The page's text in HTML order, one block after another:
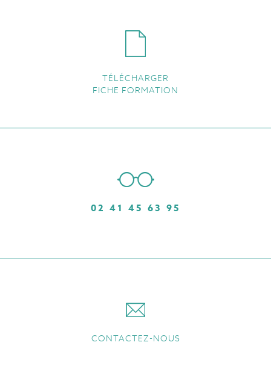
TÉLÉCHARGER
FICHE FORMATION
02 41 45 63 95
CONTACTEZ-NOUS